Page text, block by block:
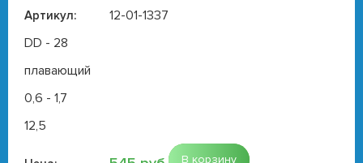
Артикул:
12-01-1337
DD - 28
плавающий
0,6 - 1,7
12,5
В корзину